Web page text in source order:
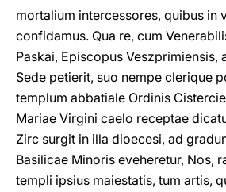
mortalium intercessores, quibus in
confidamus. Qua re, cum
Paskai, Episcopus Veszprimiensis,
Sede petierit, suo nempe clerique
templum abbatiale Ordinis
Mariae Virgini caelo receptae
Zirc surgit in illa dioecesi, ad
Basilicae Minoris eveheretur, Nos,
templi ipsius maiestatis, tum artis,